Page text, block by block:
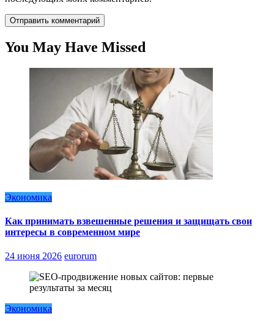
You May Have Missed
Экономика
Как принимать взвешенные решения и защищать свои
интересы в современном мире
24 июня 2026 eurorum
Экономика